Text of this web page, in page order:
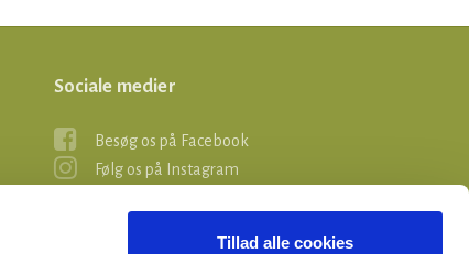
Tillad alle cookies
Sociale medier
Besøg os på Facebook
Følg os på Instagram